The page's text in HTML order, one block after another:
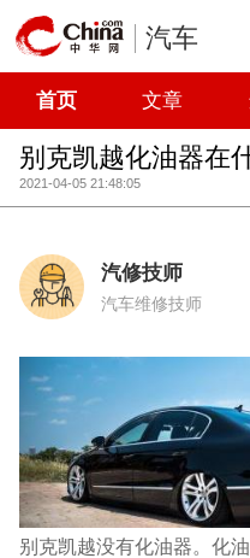
汽车
首页 文章
别克凯越化油器在
2021-04-05 21:48:05
汽修技师
汽车维修技师
别克凯越没有化油器。化